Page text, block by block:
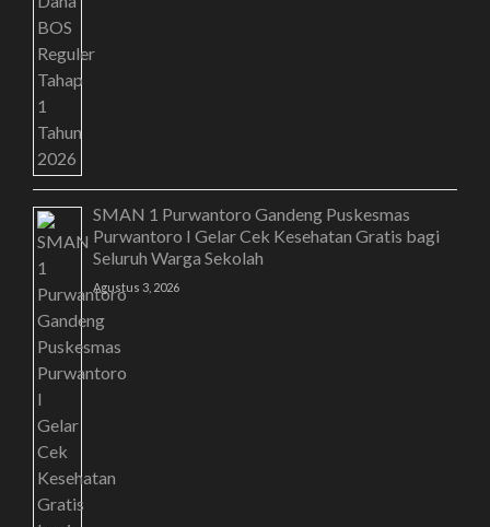
SMAN 1 Purwantoro Gandeng Puskesmas
Purwantoro I Gelar Cek Kesehatan Gratis bagi
Seluruh Warga Sekolah
Agustus 3, 2026